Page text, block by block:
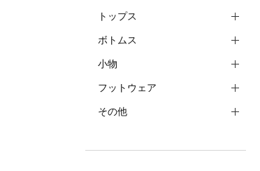
トップス
ボトムス
小物
フットウェア
その他